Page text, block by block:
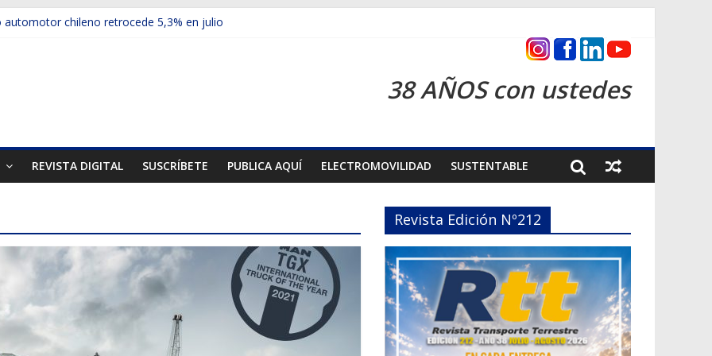
automotor chileno retrocede 5,3% en julio
presentó la recién estrenada Bolden en la Expo Compras Públicas 2026
mercado internacional en lanzar la nueva Maxus T70
38 AÑOS con ustedes
REVISTA DIGITAL SUSCRÍBETE PUBLICA AQUÍ ELECTROMOVILIDAD SUSTENTABLE
Revista Edición Nº212